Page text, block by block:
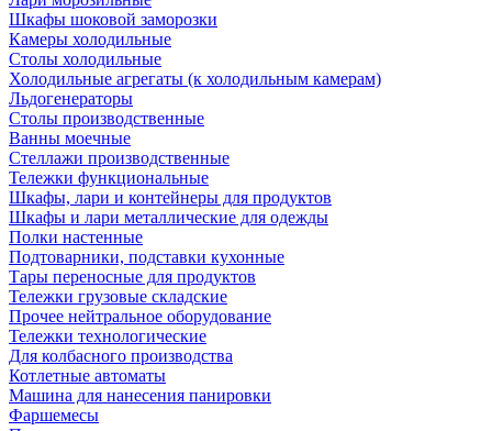
Шкафы шоковой заморозки
Камеры холодильные
Столы холодильные
Холодильные агрегаты (к холодильным камерам)
Льдогенераторы
Столы производственные
Ванны моечные
Стеллажи производственные
Тележки функциональные
Шкафы, лари и контейнеры для продуктов
Шкафы и лари металлические для одежды
Полки настенные
Подтоварники, подставки кухонные
Тары переносные для продуктов
Тележки грузовые складские
Прочее нейтральное оборудование
Тележки технологические
Для колбасного производства
Котлетные автоматы
Машина для нанесения панировки
Фаршемесы